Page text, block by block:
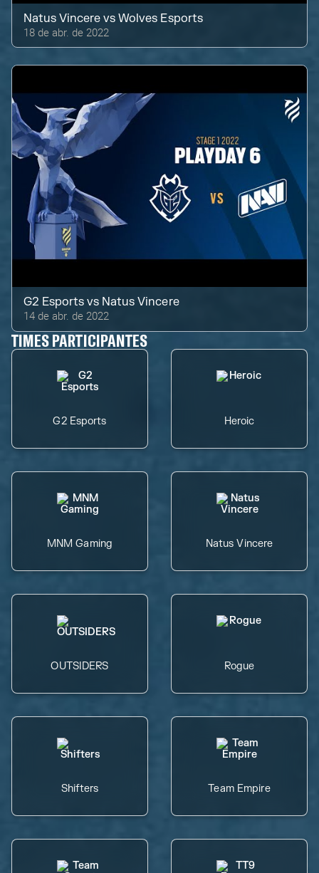
Natus Vincere vsWolves Esports
18 de abr. de 2022
G2 Esports vs Natus Vincere
14 de abr. de 2022
TIMES PARTICIPANTES
G2 Esports Heroic
MNM Gaming Natus Vincere
OUTSIDERS Rogue
Shifters Team Empire